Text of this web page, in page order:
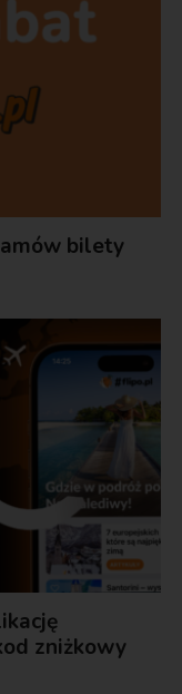
bilety
zniżkowy